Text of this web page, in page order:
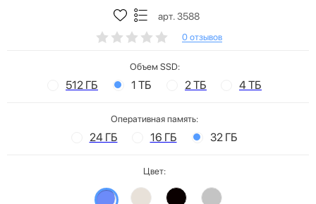
арт. 3588
0 отзывов
Объем SSD:
512 ГБ 1 ТБ 2 ТБ 4 ТБ
Оперативная память:
24 ГБ 16 ГБ 32 ГБ
Цвет: